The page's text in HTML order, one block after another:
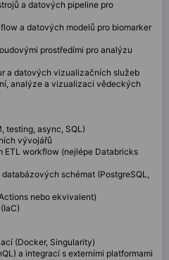
a datových pipeline pro
a datových modelů pro biomarker
prostředími pro analýzu
a datových vizualizačních služeb
analýze a vizualizaci vědeckých
testing, async, SQL)
vývojářů
ETL workflow (nejlépe Databricks
schémat (PostgreSQL,
nebo ekvivalent)
(Docker, Singularity)
a integrací s externími platformami